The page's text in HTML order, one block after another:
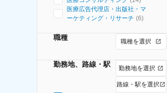
医療広告代理店・出版社・マ
ーケティング・リサーチ (6)
職種 職種を選択
勤務地、路線・駅 勤務地を選択
路線・駅を選択